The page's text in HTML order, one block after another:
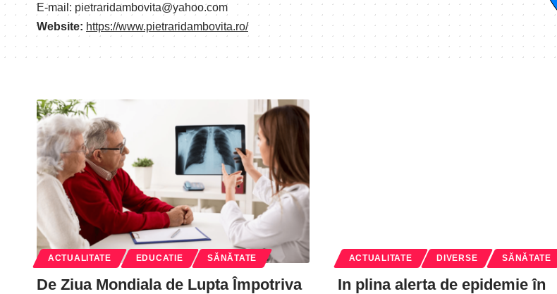
E-mail: pietraridambovita@yahoo.com
Website: https://www.pietraridambovita.ro/
ACTUALITATE EDUCATIE SĂNĂTATE
De Ziua Mondiala de Lupta Împotriva
ACTUALITATE DIVERSE SĂNĂTATE
In plina alerta de epidemie în